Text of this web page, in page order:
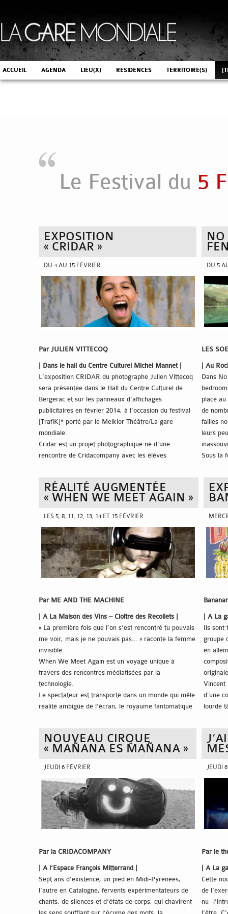
ACCUEIL AGENDA LIEU(X) RESIDENCES TERRITOIRE(S)
Le Festival du 5
EXPOSITION
« CRIDAR »
DU 4 AU 15 FÉVRIER
Par JULIEN VITTECOQ
| Dans le hall du Centre Culturel Michel Mannet |
L’exposition CRIDAR du photographe Julien Vittecoq
sera présentée dans le Hall du Centre Culturel de
Bergerac et sur les panneaux d’affichages
publicitaires en février 2014, à l’occasion du festival
[TrafiK]* porté par le Melkior Théâtre/La gare
mondiale.
Cridar est un projet photographique né d’une
rencontre de Cridacompany avec les élèves
en mars 2012 a donné lieu à une première série de
photographies noir et blanc sur le thème du cri,
complétée en avril 2013 à Lectoure lors d’une
primaire. Dix‐huit tirages ont été exposés au centre
d’Art et Photographie de Lectoure pendant le festival
Cheminements 2013.
DU 5
LES
| Au
Dans
placé au
de
failles
leurs
Sous la
la
Dans
très
Univers
une
du
confins
RÉALITÉ AUGMENTÉE
« WHEN WE MEET AGAIN »
LES 5, 8, 11, 12, 13, 14 ET 15 FÉVRIER
Par ME AND THE MACHINE
| A La Maison des Vins – Cloître des Recollets |
« La première fois que l’on s’est rencontré tu pouvais
me voir, mais je ne pouvais pas… » raconte la femme
invisible.
When We Meet Again est un voyage unique à
travers des rencontres médiatisées par la
technologie.
Le spectateur est transporté dans un monde qui mêle
réalité ambigüe de l’écran, le royaume fantomatique
s’engager dans une expérience unique, performative,
d’immersion sensorielle, quelque part entre réalité et
fiction, entre ce qu’il imagine, ce qu’il peut toucher et
| A La
Ils sont
groupe
en
Vincent
d’une
lourde
NOUVEAU CIRQUE
« MAÑANA ES MAÑANA »
JEUDI 6 FÉVRIER
Par la CRIDACOMPANY
| A l’Espace François Mitterrand |
Sept ans d’existence, un pied en Midi-Pyrénées,
l’autre en Catalogne, fervents expérimentateurs de
chants, de silences et d’états de corps, qui chavirent
les sens soufflant sur l’écume des mots, la
JEUDI
Par le
| A La
Cette
de
nu -
l’être.